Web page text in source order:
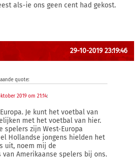
als-ie ons geen cent had gekost.
29-10-2019 23:19:46
quote:
2019 om 21:14:
Je kunt het voetbal van
met het voetbal van hier.
spelers zijn West-Europa
Hollandse jongens hielden het
uit, noem mij de
van Amerikaanse spelers bij ons.